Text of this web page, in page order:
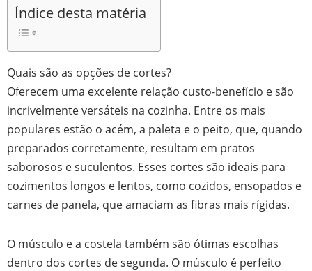
Índice desta matéria
Quais são as opções de cortes?
Oferecem uma excelente relação custo-benefício e são
incrivelmente versáteis na cozinha. Entre os mais
populares estão o acém, a paleta e o peito, que, quando
preparados corretamente, resultam em pratos
saborosos e suculentos. Esses cortes são ideais para
cozimentos longos e lentos, como cozidos, ensopados e
carnes de panela, que amaciam as fibras mais rígidas.
O músculo e a costela também são ótimas escolhas
dentro dos cortes de segunda. O músculo é perfeito